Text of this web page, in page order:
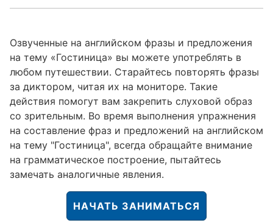
Озвученные на английском фразы и предложения
на тему «Гостиница» вы можете употреблять в
любом путешествии. Старайтесь повторять фразы
за диктором, читая их на мониторе. Такие
действия помогут вам закрепить слуховой образ
со зрительным. Во время выполнения упражнения
на составление фраз и предложений на английском
на тему "Гостиница", всегда обращайте внимание
на грамматическое построение, пытайтесь
замечать аналогичные явления.
НАЧАТЬ ЗАНИМАТЬСЯ